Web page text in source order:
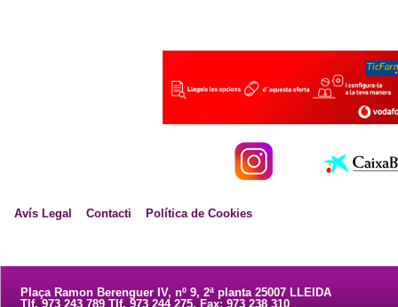
Avís Legal Contacti Política de Cookies
Plaça Ramon Berenguer IV, nº 9, 2ª planta 25007 LLEIDA
Tlf. 973 243 789 Tlf. 973 244 275. Fax: 973 238 310